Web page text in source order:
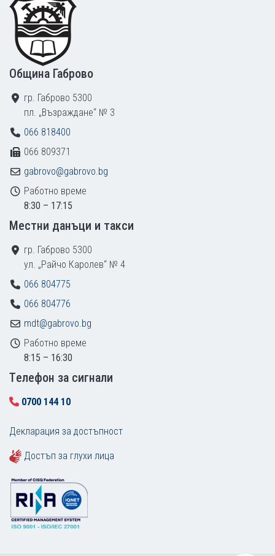
Община Габрово
гр. Габрово 5300
пл. „Възраждане“ № 3
066 818400
066 809371
gabrovo@gabrovo.bg
Работно време
8:30 – 17:15
Местни данъци и такси
гр. Габрово 5300
ул. „Райчо Каролев“ № 4
066 804775
066 804776
mdt@gabrovo.bg
Работно време
8:15 – 16:30
Tелефон за сигнали
0700 144 10
Декларация за достъпност
Достъп за глухи лица